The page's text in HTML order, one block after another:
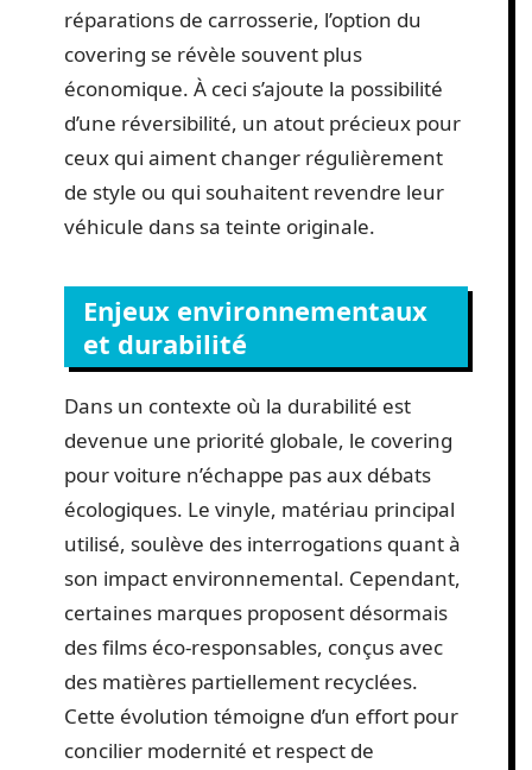
réparations de carrosserie, l’option du
covering se révèle souvent plus
économique. À ceci s’ajoute la possibilité
d’une réversibilité, un atout précieux pour
ceux qui aiment changer régulièrement
de style ou qui souhaitent revendre leur
véhicule dans sa teinte originale.
Enjeux environnementaux
et durabilité
Dans un contexte où la durabilité est
devenue une priorité globale, le covering
pour voiture n’échappe pas aux débats
écologiques. Le vinyle, matériau principal
utilisé, soulève des interrogations quant à
son impact environnemental. Cependant,
certaines marques proposent désormais
des films éco-responsables, conçus avec
des matières partiellement recyclées.
Cette évolution témoigne d’un effort pour
concilier modernité et respect de